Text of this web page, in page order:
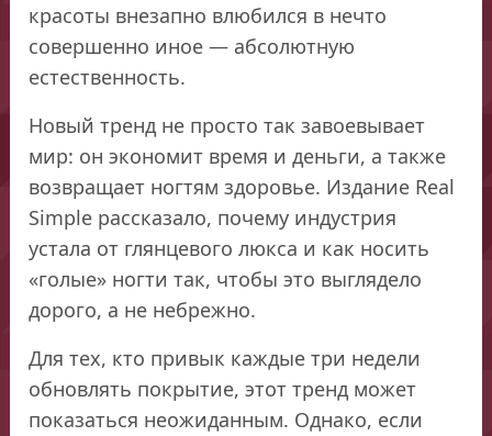
красоты внезапно влюбился в нечто
совершенно иное — абсолютную
естественность.
Новый тренд не просто так завоевывает
мир: он экономит время и деньги, а также
возвращает ногтям здоровье. Издание Real
Simple рассказало, почему индустрия
устала от глянцевого люкса и как носить
«голые» ногти так, чтобы это выглядело
дорого, а не небрежно.
Для тех, кто привык каждые три недели
обновлять покрытие, этот тренд может
показаться неожиданным. Однако, если